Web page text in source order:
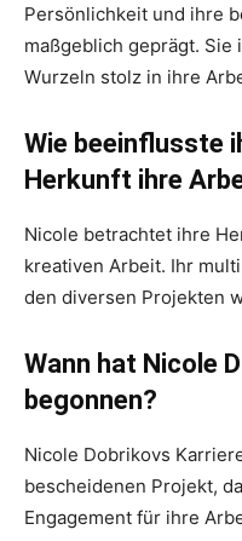
Persönlichkeit und ihre
maßgeblich geprägt.
Wurzeln stolz in ihre
Wie beeinflusste
Herkunft ihre
Nicole betrachtet ihre
kreativen Arbeit. Ihr
den diversen Projekten
Wann hat Nicole
begonnen?
Nicole Dobrikovs
bescheidenen Projekt,
Engagement für ihre